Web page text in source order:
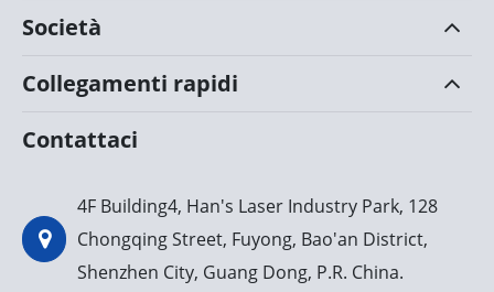
Società
Collegamenti rapidi
Contattaci
4F Building4, Han's Laser Industry Park, 128
Chongqing Street, Fuyong, Bao'an District,
Shenzhen City, Guang Dong, P.R. China.